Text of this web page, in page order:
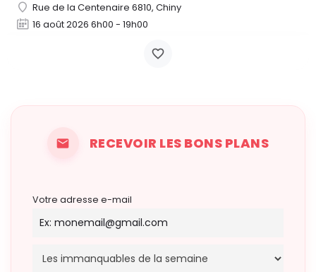
Rue de la Centenaire 6810, Chiny
16 août 2026 6h00 - 19h00
RECEVOIR LES BONS PLANS
Votre adresse e-mail